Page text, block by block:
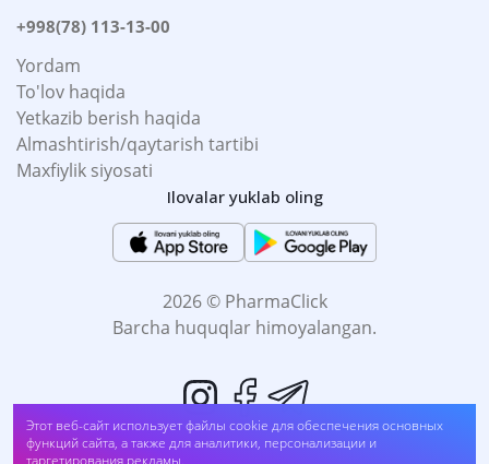
Этот веб-сайт использует файлы cookie для обеспечения основных
функций сайта, а также для аналитики, персонализации и
таргетирования рекламы.
+998(78) 113-13-00
Yordam
To'lov haqida
Yetkazib berish haqida
Almashtirish/qaytarish tartibi
Maxfiylik siyosati
Ilovalar yuklab oling
2026 © PharmaClick
Barcha huquqlar himoyalangan.